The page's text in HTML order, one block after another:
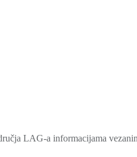
LAG-a informacijama